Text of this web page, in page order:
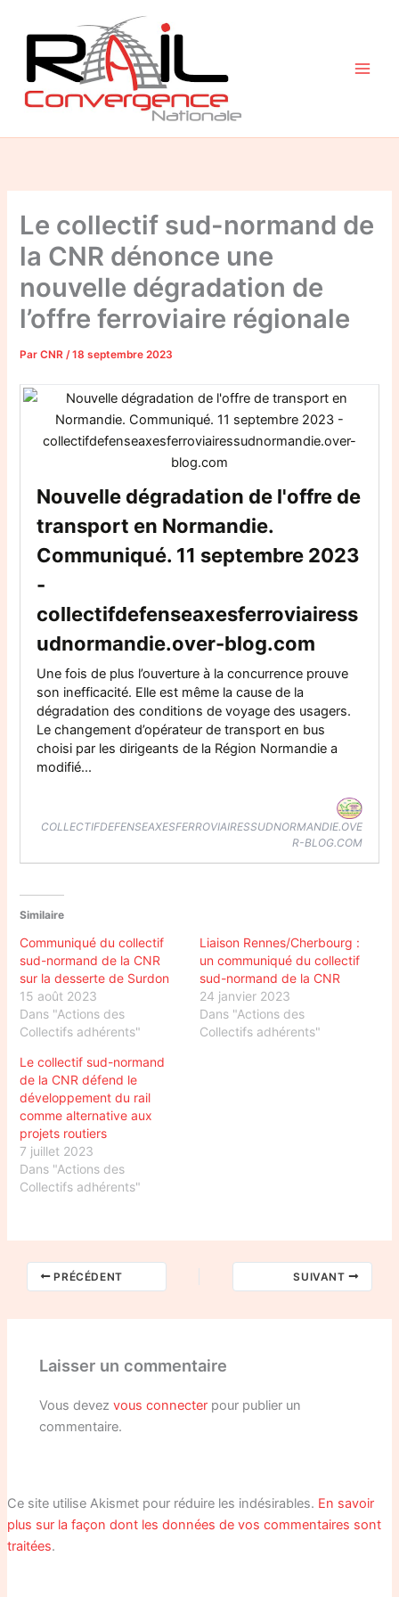
contenu
Le collectif sud-normand de
la CNR dénonce une
nouvelle dégradation de
l’offre ferroviaire régionale
ParCNR/18 septembre 2023
Nouvelle dégradation de l'offre de
transport en Normandie.
Communiqué. 11 septembre 2023
-
collectifdefenseaxesferroviairess
udnormandie.over-blog.com
Une fois de plus l’ouverture à la concurrence prouve
son inefficacité. Elle est même la cause de la
dégradation des conditions de voyage des usagers.
Le changement d’opérateur de transport en bus
choisi par les dirigeants de la Région Normandie a
modifié...
COLLECTIFDEFENSEAXESFERROVIAIRESSUDNORMANDIE.OVE
R-BLOG.COM
Similaire
Communiqué du collectif
sud-normand de la CNR
sur la desserte de Surdon
15 août 2023
Dans "Actions des
Collectifs adhérents"
Liaison Rennes/Cherbourg :
un communiqué du collectif
sud-normand de la CNR
24 janvier 2023
Dans "Actions des
Collectifs adhérents"
Le collectif sud-normand
de la CNR défend le
développement du rail
comme alternative aux
projets routiers
7 juillet 2023
Dans "Actions des
Collectifs adhérents"
PRÉCÉDENT SUIVANT
Laisser un commentaire
Vous devezvous connecter pour publier un
commentaire.
Ce site utilise Akismet pour réduire les indésirables. En savoir
plus sur la façon dont les données de vos commentaires sont
traitées.